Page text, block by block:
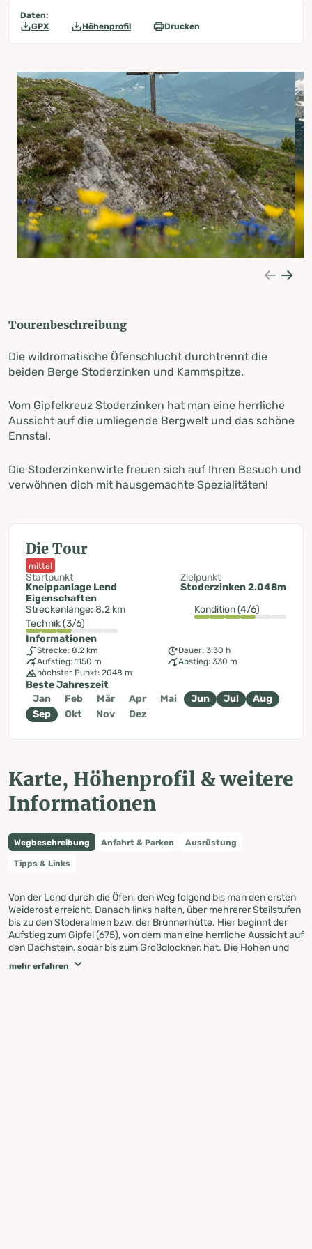
Daten:
GPX
Höhenprofil Drucken
Tourenbeschreibung
Die wildromatische Öfenschlucht durchtrennt die
beiden Berge Stoderzinken und Kammspitze.
Vom Gipfelkreuz Stoderzinken hat man eine herrliche
Aussicht auf die umliegende Bergwelt und das schöne
Ennstal.
Die Stoderzinkenwirte freuen sich auf Ihren Besuch und
verwöhnen dich mit hausgemachte Spezialitäten!
Die Tour
mittel
Startpunkt
Kneippanlage Lend
Zielpunkt
Stoderzinken 2.048m
Eigenschaften
Streckenlänge: 8.2 km
Kondition (4/6)
Technik (3/6)
Informationen
Strecke: 8.2 km
Dauer: 3:30 h
Aufstieg: 1150 m
Abstieg: 330 m
höchster Punkt: 2048 m
Beste Jahreszeit
Jan
Feb Mär Apr Mai Jun Jul
Aug
Sep
Okt Nov Dez
Karte, Höhenprofil & weitere
Informationen
Wegbeschreibung Anfahrt & Parken Ausrüstung
Tipps & Links
Von der Lend durch die Öfen, den Weg folgend bis man den ersten
Weiderost erreicht. Danach links halten, über mehrerer Steilstufen
bis zu den Stoderalmen bzw. der Brünnerhütte. Hier beginnt der
Aufstieg zum Gipfel (675), von dem man eine herrliche Aussicht auf
den Dachstein, sogar bis zum Großglockner, hat. Die Hohen und
Niederen Tauern im Süden und Südwesten lassen einen herrlichen
Panoramablick auf unserer Naturlandschaft zu.
mehr erfahren